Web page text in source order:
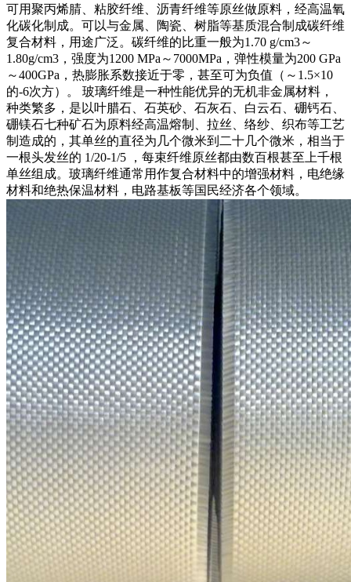
可用聚丙烯腈、粘胶纤维、沥青纤维等原丝做原料，经高温氧
化碳化制成。可以与金属、陶瓷、树脂等基质混合制成碳纤维
复合材料，用途广泛。碳纤维的比重一般为1.70 g/cm3～
1.80g/cm3，强度为1200 MPa～7000MPa，弹性模量为200 GPa
～400GPa，热膨胀系数接近于零，甚至可为负值（～1.5×10
的-6次方）。 玻璃纤维是一种性能优异的无机非金属材料，
种类繁多，是以叶腊石、石英砂、石灰石、白云石、硼钙石、
硼镁石七种矿石为原料经高温熔制、拉丝、络纱、织布等工艺
制造成的，其单丝的直径为几个微米到二十几个微米，相当于
一根头发丝的 1/20-1/5 ，每束纤维原丝都由数百根甚至上千根
单丝组成。玻璃纤维通常用作复合材料中的增强材料，电绝缘
材料和绝热保温材料，电路基板等国民经济各个领域。